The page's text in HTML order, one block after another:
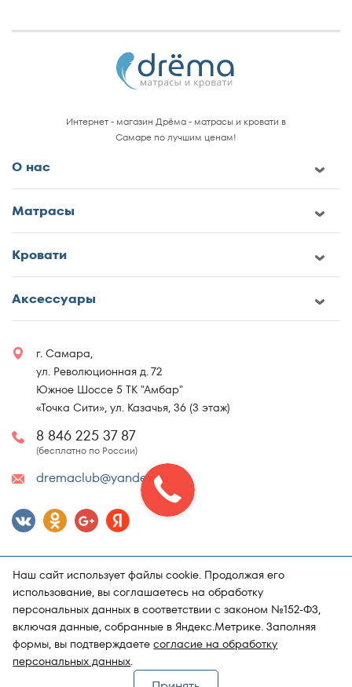
Интернет - магазин Дрёма - матрасы и кровати в
Самаре по лучшим ценам!
О нас
Матрасы
Кровати
Аксессуары
г. Самара,
ул. Революционная д. 72
Южное Шоссе 5 ТК "Амбар"
«Точка Сити», ул. Казачья, 36 (3 этаж)
8 846 225 37 87
(бесплатно по России)
dremaclub@yandex.ru
Магазин матрасов "DRёMA" Поддержка и продвижение сайта
Карта сайта Политика конфиденциальности
Наш сайт использует файлы cookie. Продолжая его
использование, вы соглашаетесь на обработку
персональных данных в соответствии с законом №152-ФЗ,
включая данные, собранные в Яндекс.Метрике. Заполняя
формы, вы подтверждаетесогласие на обработку
персональных данных.